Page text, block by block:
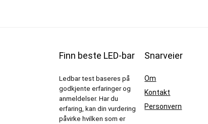
Finn beste LED-bar
Ledbar test baseres på
godkjente erfaringer og
anmeldelser. Har du
erfaring, kan din vurdering
påvirke hvilken som er
Snarveier
Om
Kontakt
Personvern